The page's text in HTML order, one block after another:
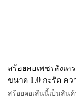
สร้อยคอเพชรสังเค
ขนาด 1.0 กะรัต คว
หรูหราพิเศษ
สร้อยคอเส้นนี้เป็นสิน